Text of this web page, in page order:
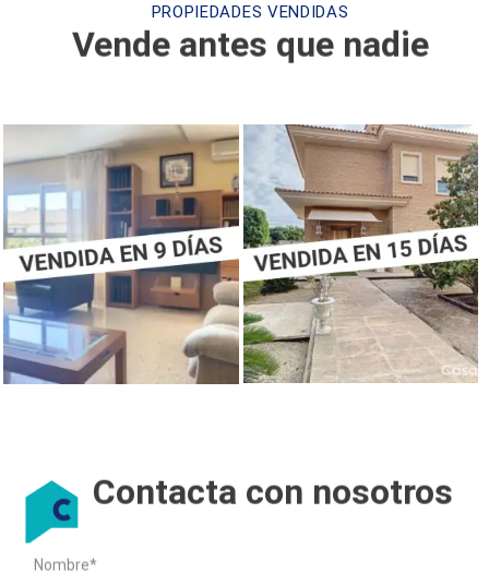
PROPIEDADES VENDIDAS
Vende antes que nadie
Contacta con nosotros
N